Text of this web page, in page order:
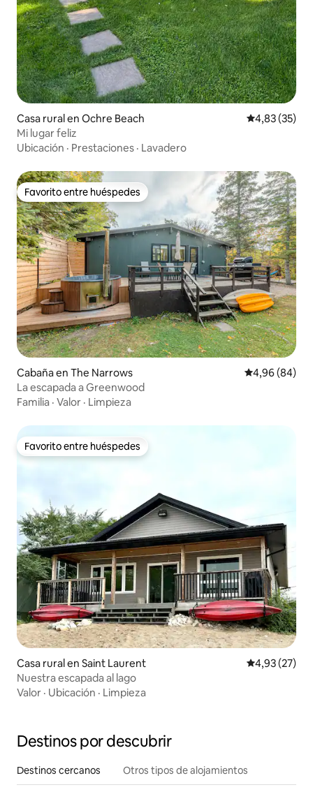
Casa rural en Ochre Beach Calificación
4,83 (35)
Mi lugar feliz
Ubicación · Prestaciones · Lavadero
Favorito entre huéspedes
Favorito entre huéspedes
Cabaña en The Narrows Calificación
4,96 (84)
La escapada a Greenwood
Familia · Valor · Limpieza
Favorito entre huéspedes
Favorito entre huéspedes
Casa rural en Saint Laurent Calificación
4,93 (27)
Nuestra escapada al lago
Valor · Ubicación · Limpieza
Destinos por descubrir
Destinos cercanos Otros tipos de alojamientos